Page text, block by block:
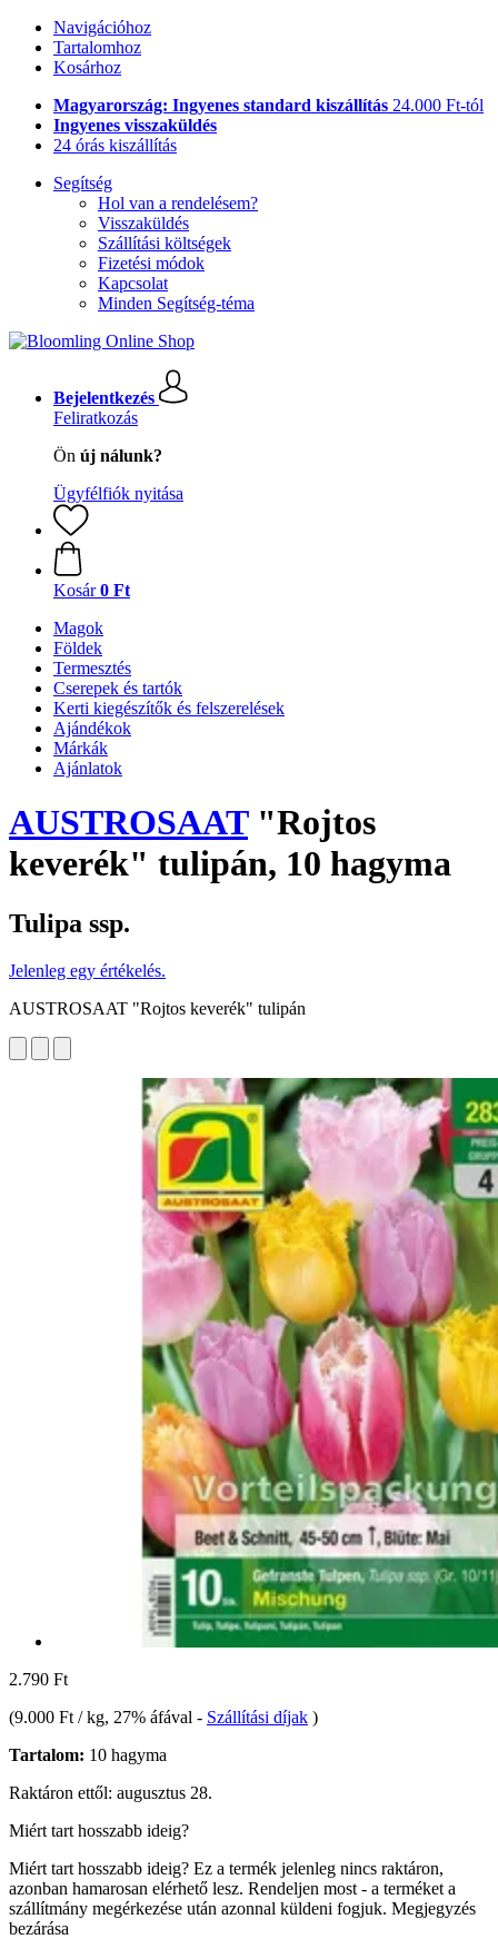
Navigációhoz
Tartalomhoz
Kosárhoz
Magyarország: Ingyenes standard kiszállítás 24.000 Ft-tól
Ingyenes visszaküldés
24 órás kiszállítás
Segítség
Hol van a rendelésem?
Visszaküldés
Szállítási költségek
Fizetési módok
Kapcsolat
Minden Segítség-téma
Bejelentkezés
Feliratkozás
Ön új nálunk?
Ügyfélfiók nyitása
Kosár 0 Ft
Magok
Földek
Termesztés
Cserepek és tartók
Kerti kiegészítők és felszerelések
Ajándékok
Márkák
Ajánlatok
AUSTROSAAT"Rojtos
keverék" tulipán, 10 hagyma
Tulipa ssp.
Jelenleg egy értékelés.
AUSTROSAAT "Rojtos keverék" tulipán
2.790 Ft
(9.000 Ft / kg, 27% áfával - Szállítási díjak )
Tartalom: 10 hagyma
Raktáron ettől: augusztus 28.
Miért tart hosszabb ideig?
Miért tart hosszabb ideig? Ez a termék jelenleg nincs raktáron,
azonban hamarosan elérhető lesz. Rendeljen most - a terméket a
szállítmány megérkezése után azonnal küldeni fogjuk. Megjegyzés
bezárása